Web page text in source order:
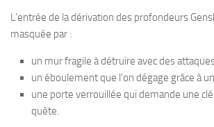
L’entrée de la dérivation des profondeurs
masquée par :
un mur fragile à détruire avec des
un éboulement que l’on dégage grâce à
une porte verrouillée qui demande une
quête.